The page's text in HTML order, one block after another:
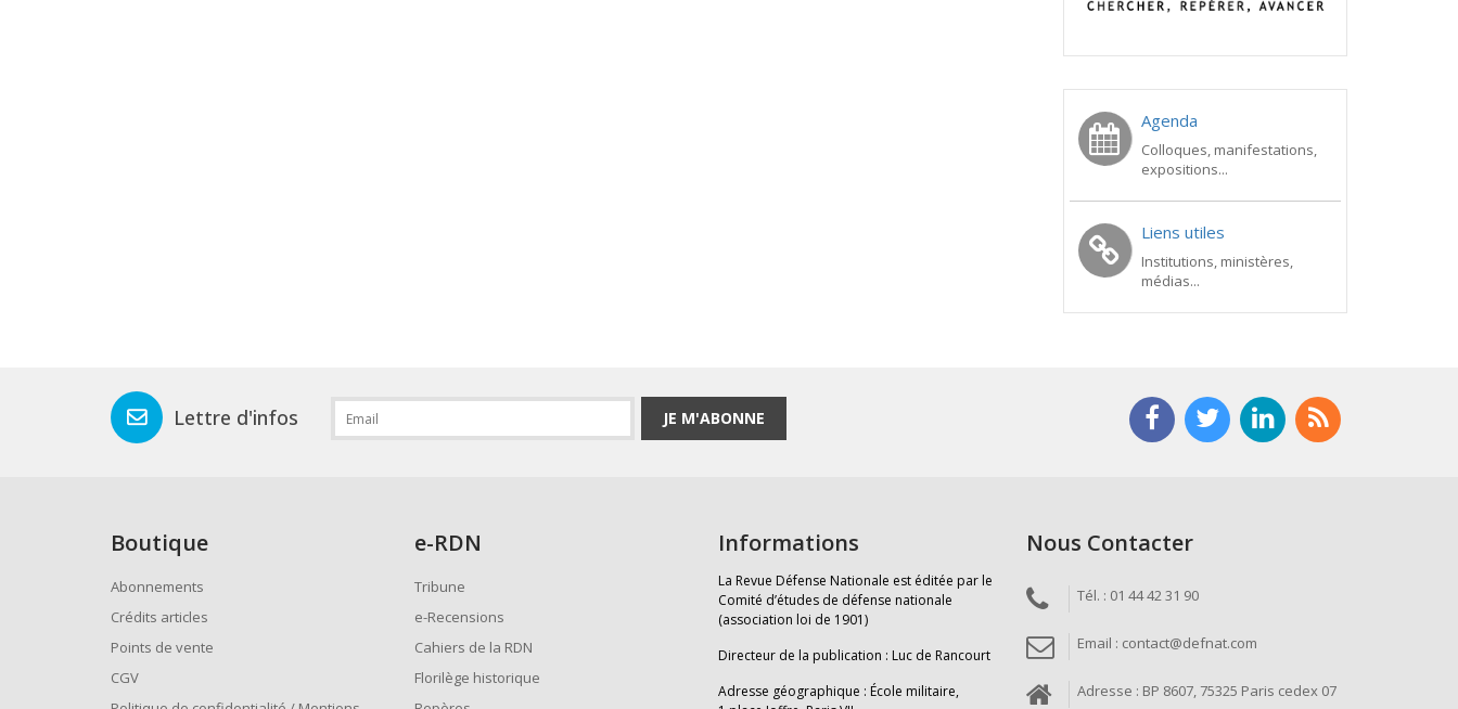
Agenda
Colloques, manifestations,
expositions...
Liens utiles
Institutions, ministères,
médias...
Lettre d'infos JE M'ABONNE
Boutique
Abonnements
Crédits articles
Points de vente
CGV
e-RDN
Tribune
e-Recensions
Cahiers de la RDN
Florilège historique
Informations
La Revue Défense Nationale est éditée par le
Comité d’études de défense nationale
(association loi de 1901)
Directeur de la publication : Luc de Rancourt
Adresse géographique : École militaire,
Nous Contacter
Tél. : 01 44 42 31 90
Email : contact@defnat.com
Adresse : BP 8607, 75325 Paris cedex 07